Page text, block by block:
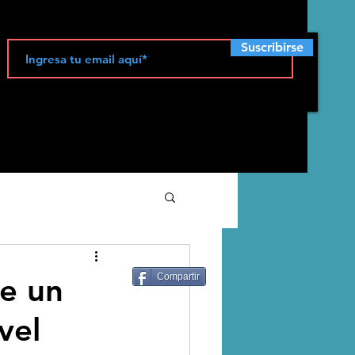
Suscribirse
un
Compartir